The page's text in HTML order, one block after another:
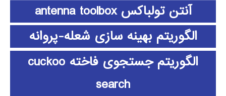
آنتن تولباکس antenna toolbox
الگوریتم بهینه سازی شعله-پروانه
الگوریتم جستجوی فاخته cuckoo
search